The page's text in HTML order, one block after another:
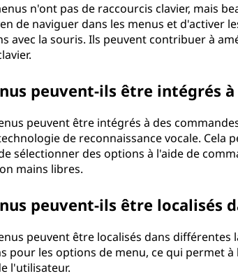
n'ont pas de raccourcis clavier, mais
de naviguer dans les menus et d'activer
avec la souris. Ils peuvent contribuer à
peuvent-ils être intégrés
peuvent être intégrés à des
de reconnaissance vocale. Cela
sélectionner des options à l'aide de
mains libres.
peuvent-ils être localisés
peuvent être localisés dans
pour les options de menu, ce qui permet
l'utilisateur.